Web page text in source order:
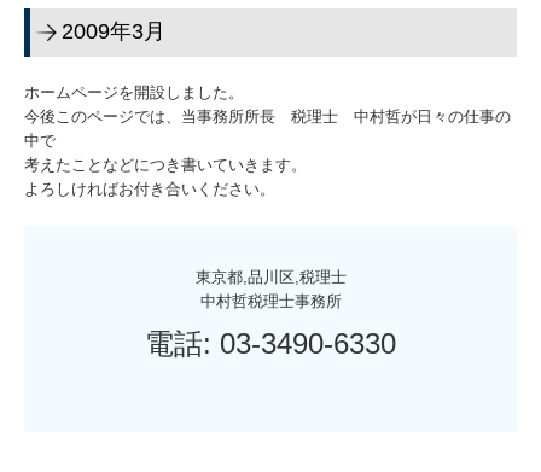
東京都,品川区,税理士
中村哲税理士事務所
電話: 03-3490-6330
2009年3月
ホームページを開設しました。
今後このページでは、当事務所所長 税理士 中村哲が日々の仕事の
中で
考えたことなどにつき書いていきます。
よろしければお付き合いください。